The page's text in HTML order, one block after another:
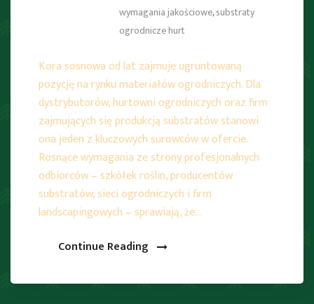
wymagania jakościowe,substraty
ogrodnicze hurt
Kora sosnowa od lat zajmuje ugruntowaną
pozycję na rynku materiałów ogrodniczych. Dla
dystrybutorów, hurtowni ogrodniczych oraz firm
zajmujących się produkcją substratów stanowi
ona jeden z kluczowych surowców w ofercie.
Rosnące wymagania ze strony profesjonalnych
odbiorców – szkółek roślin, producentów
substratów, sieci ogrodniczych i firm
landscapingowych – sprawiają, że…
Continue Reading